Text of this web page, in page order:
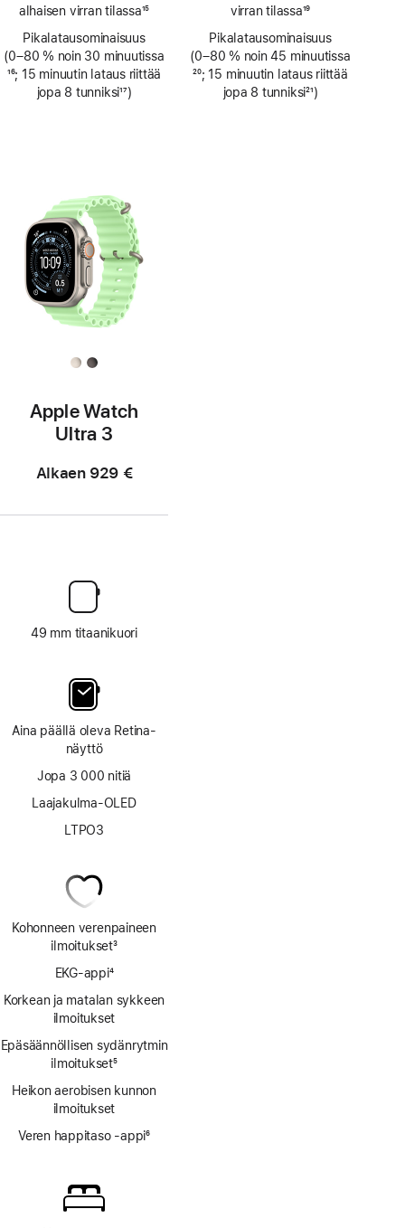
alhaisen virran tilassa15
Pikalatausominaisuus
(0–80 % noin 30 minuutissa
Alaviite
16; 15 minuutin lataus riittää
jopa 8 tunniksi17)
virran tilassa19
Pikalatausominaisuus
(0–80 % noin 45 minuutissa
Alaviite
20; 15 minuutin lataus riittää
jopa 8 tunniksi21)
Apple Watch
Ultra 3
Alkaen 929 €
49 mm titaani­kuori
Aina päällä oleva Retina-
näyttö
Jopa 3 000 nitiä
Laajakulma-OLED
LTPO3
Kohonneen verenpaineen
ilmoitukset3
EKG-appi4
Korkean ja matalan sykkeen
ilmoitukset
Epäsäännöllisen sydänrytmin
ilmoitukset5
Heikon aerobisen kunnon
ilmoitukset
Veren happitaso ‑appi6